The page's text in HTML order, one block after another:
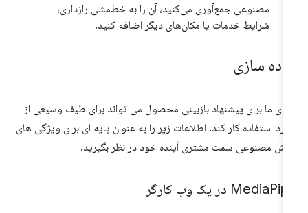
مصنوعی جمع‌آوری می‌کنید، آن را به خط‌مشی رازداری،
شرایط خدمات یا مکان‌های دیگر اضافه کنید.
سازی
ما برای پیشنهاد بازبینی محصول می تواند برای طیف وسیعی از
استفاده کار کند. اطلاعات زیر را به عنوان پایه ای برای ویژگی های
مصنوعی سمت مشتری آینده خود در نظر بگیرید.
Media